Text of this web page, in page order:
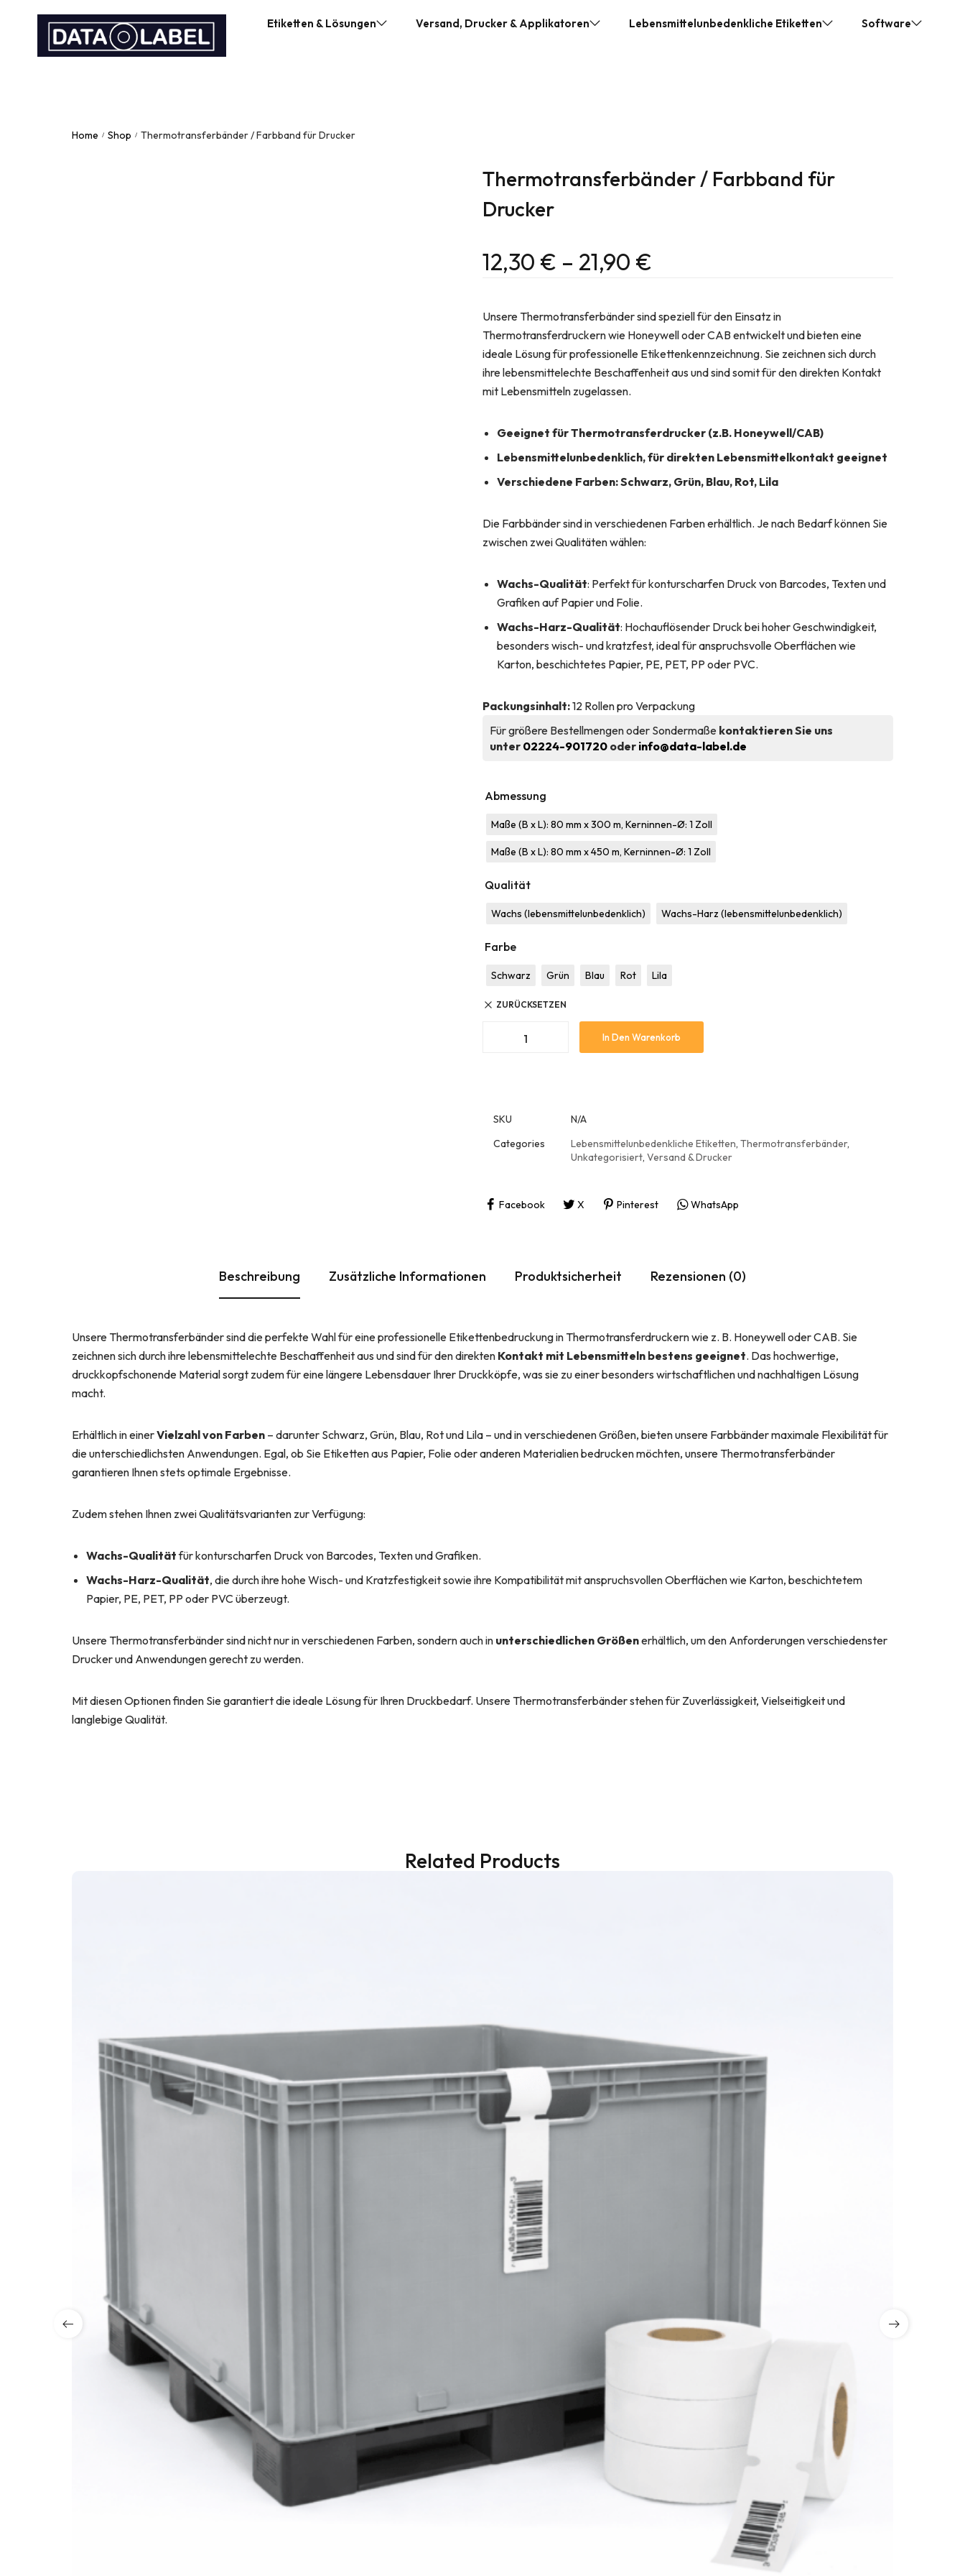
Etiketten & Lösungen
Pflanzen Etiketten
Versand, Drucker & Applikatoren
Applikator DTM AP380e Etikettierer
Lebensmittelunbedenkliche Etiketten
HDPE Schlaufenetiketten für Palettenboxen (Big Box) – robust,
Fleischetiketten – Lebensmittelunbedenklich
Software
Home / Shop / Thermotransferbänder / Farbband für Drucker
Thermotransferbänder / Farbband für
Drucker
12,30 € – 21,90 €
Unsere Thermotransferbänder sind speziell für den Einsatz in
Thermotransferdruckern wie Honeywell oder CAB entwickelt und bieten eine
ideale Lösung für professionelle Etikettenkennzeichnung. Sie zeichnen sich durch
ihre lebensmittelechte Beschaffenheit aus und sind somit für den direkten Kontakt
mit Lebensmitteln zugelassen.
Geeignet für Thermotransferdrucker (z.B. Honeywell/CAB)
Lebensmittelunbedenklich, für direkten Lebensmittelkontakt geeignet
Verschiedene Farben: Schwarz, Grün, Blau, Rot, Lila
Die Farbbänder sind in verschiedenen Farben erhältlich. Je nach Bedarf können Sie
zwischen zwei Qualitäten wählen:
Wachs-Qualität: Perfekt für konturscharfen Druck von Barcodes, Texten und
Grafiken auf Papier und Folie.
Wachs-Harz-Qualität: Hochauflösender Druck bei hoher Geschwindigkeit,
besonders wisch- und kratzfest, ideal für anspruchsvolle Oberflächen wie
Karton, beschichtetes Papier, PE, PET, PP oder PVC.
Packungsinhalt:12 Rollen pro Verpackung
Für größere Bestellmengen oder Sondermaße kontaktieren Sie uns
unter 02224-901720 oder info@data-label.de
Abmessung
Maße (B x L): 80 mm x 300 m, Kerninnen-Ø: 1 Zoll
Maße (B x L): 80 mm x 450 m, Kerninnen-Ø: 1 Zoll
Qualität
Wachs (lebensmittelunbedenklich) Wachs-Harz (lebensmittelunbedenklich)
Farbe
Schwarz Grün Blau Rot Lila
ZURÜCKSETZEN
In Den Warenkorb
SKU
N/A
Categories
Lebensmittelunbedenkliche Etiketten, Thermotransferbänder,
Unkategorisiert, Versand & Drucker
Facebook X Pinterest WhatsApp
Beschreibung Zusätzliche Informationen Produktsicherheit Rezensionen (0)
Unsere Thermotransferbänder sind die perfekte Wahl für eine professionelle Etikettenbedruckung in Thermotransferdruckern wie z. B. Honeywell oder CAB. Sie
zeichnen sich durch ihre lebensmittelechte Beschaffenheit aus und sind für den direkten Kontakt mit Lebensmitteln bestens geeignet. Das hochwertige,
druckkopfschonende Material sorgt zudem für eine längere Lebensdauer Ihrer Druckköpfe, was sie zu einer besonders wirtschaftlichen und nachhaltigen Lösung
macht.
Erhältlich in einerVielzahl von Farben – darunter Schwarz, Grün, Blau, Rot und Lila – und in verschiedenen Größen, bieten unsere Farbbänder maximale Flexibilität für
die unterschiedlichsten Anwendungen. Egal, ob Sie Etiketten aus Papier, Folie oder anderen Materialien bedrucken möchten, unsere Thermotransferbänder
garantieren Ihnen stets optimale Ergebnisse.
Zudem stehen Ihnen zwei Qualitätsvarianten zur Verfügung:
Wachs-Qualitätfür konturscharfen Druck von Barcodes, Texten und Grafiken.
Wachs-Harz-Qualität, die durch ihre hohe Wisch- und Kratzfestigkeit sowie ihre Kompatibilität mit anspruchsvollen Oberflächen wie Karton, beschichtetem
Papier, PE, PET, PP oder PVC überzeugt.
Unsere Thermotransferbänder sind nicht nur in verschiedenen Farben, sondern auch in unterschiedlichen Größenerhältlich, um den Anforderungen verschiedenster
Drucker und Anwendungen gerecht zu werden.
Mit diesen Optionen finden Sie garantiert die ideale Lösung für Ihren Druckbedarf. Unsere Thermotransferbänder stehen für Zuverlässigkeit, Vielseitigkeit und
langlebige Qualität.
Related Products